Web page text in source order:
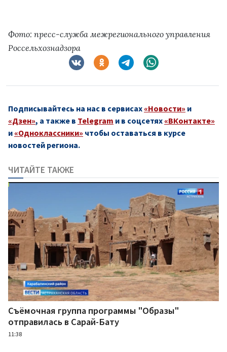
Фото: пресс-служба межрегионального управления
Россельхознадзора
Подписывайтесь на нас в сервисах «Новости» и
«Дзен», а также в Telegram и в соцсетях «ВКонтакте»
и «Одноклассники» чтобы оставаться в курсе
новостей региона.
ЧИТАЙТЕ ТАКЖЕ
Съёмочная группа программы "Образы"
отправилась в Сарай-Бату
11:38